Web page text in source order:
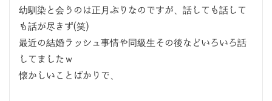
幼馴染と会うのは正月ぶりなのですが、話しても話して
も話が尽きず(笑)
最近の結婚ラッシュ事情や同級生その後などいろいろ話
してましたｗ
懐かしいことばかりで、